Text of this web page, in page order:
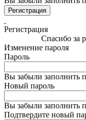
Регистрация
Регистрация
Спасибо за
Изменение пароля
Пароль
Вы забыли заполнить
Новый пароль
Вы забыли заполнить
Подтвердите новый